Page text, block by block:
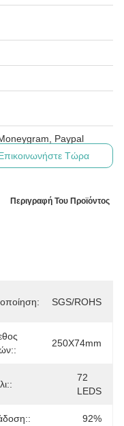
Paypal
Τώρα
Περιγραφή Του Προϊόντος
SGS/ROHS
250X74mm
72
LEDS
92%